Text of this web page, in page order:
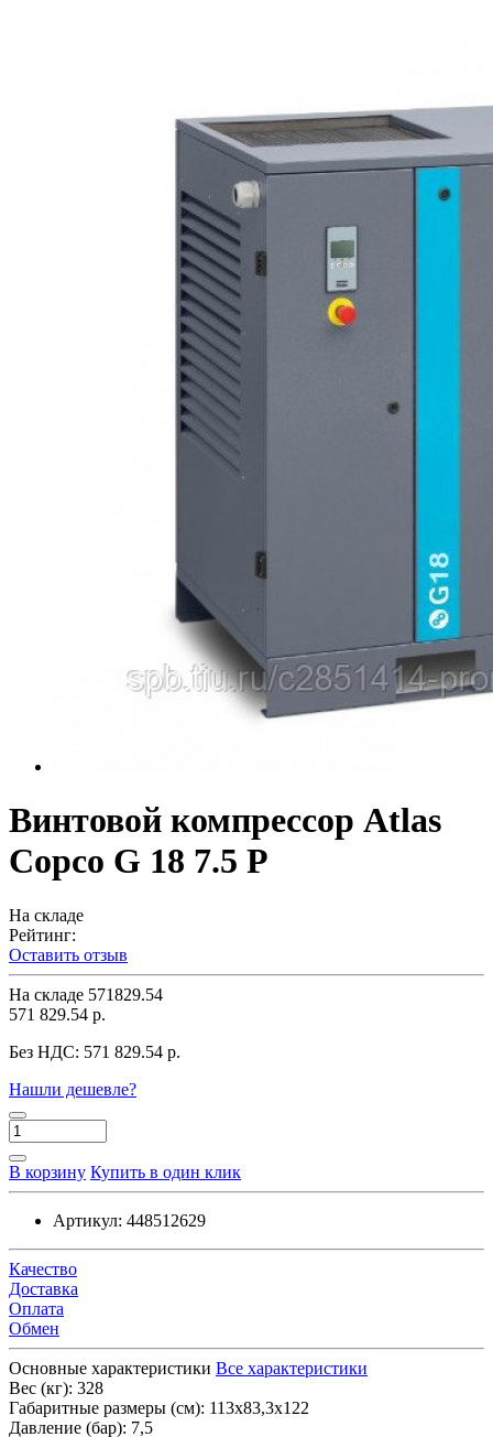
Винтовой компрессор Atlas
Copco G 18 7.5 P
На складе
Рейтинг:
Оставить отзыв
На складе 571829.54
571 829.54 р.
Без НДС: 571 829.54 р.
Нашли дешевле?
В корзину Купить в один клик
Артикул: 448512629
Качество
Доставка
Оплата
Обмен
Основные характеристики Все характеристики
Вес (кг): 328
Габаритные размеры (см): 113х83,3х122
Давление (бар): 7,5